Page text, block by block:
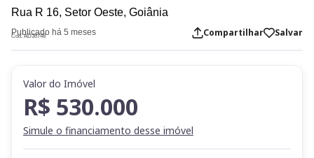
Rua R 16, Setor Oeste, Goiânia
Publicado há 5 meses
Cod. AD36748 Compartilhar Salvar
Valor do Imóvel
R$ 530.000
Simule o financiamento desse imóvel